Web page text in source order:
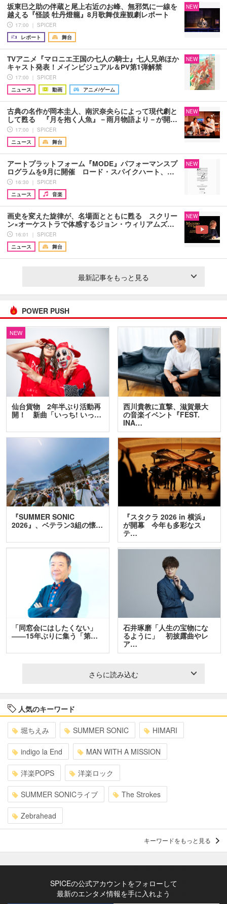
坂東巳之助の伴蔵と尾上右近のお峰、無邪気に一線を
越える『怪談 牡丹燈籠』8月歌舞伎座観劇レポート
17:00 ｜ SPICER
レポート
舞台
NEW
TVアニメ『マロニエ王国の七人の騎士』七人兄弟ほか
キャスト発表！メインビジュアル＆PV第1弾解禁
17:00 ｜ SPICER
ニュース
動画 アニメ/ゲーム
NEW
古典の名作が岡本圭人、南沢奈央らによって現代劇と
して甦る 『月を抱く人魚』－雨月物語より－が開…
17:00 ｜ SPICER
ニュース
舞台
NEW
アートプラットフォーム『MODE』パフォーマンスプ
ログラムを9月に開催 ロード・スパイクハート、…
16:30 ｜ SPICER
ニュース
音楽
NEW
画史を変えた旋律が、名場面とともに甦る スクリー
ン×オーケストラで体感するジョン・ウィリアムズ…
16:01 ｜ SPICER
ニュース
舞台
NEW
最新記事をもっと見る
POWER PUSH
NEW
仙台貨物 2年半ぶり活動再
開！ 新曲「いっち! いっ…
西川貴教に直撃、滋賀最大
の音楽イベント『FEST.
INA…
『SUMMER SONIC
2026』、ベテラン3組の懐…
『スタクラ 2026 in 横浜』
が開幕 今年も多彩なス
テ…
「同窓会にはしたくない」
――15年ぶりに集う「第…
石井琢磨「人生の宝物にな
るように」 初披露曲やレ
ア…
さらに読み込む
人気のキーワード
堀ちえみ SUMMER SONIC HIMARI
indigo la End MAN WITH A MISSION
洋楽POPS 洋楽ロック
SUMMER SONICライブ The Strokes
Zebrahead
キーワードをもっと見る
SPICEの公式アカウントをフォローして
最新のエンタメ情報を手に入れよう